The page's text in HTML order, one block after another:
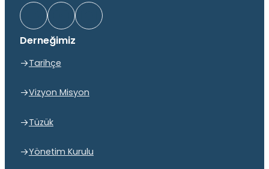
Derneğimiz
Tarihçe
Vizyon Misyon
Tüzük
Yönetim Kurulu